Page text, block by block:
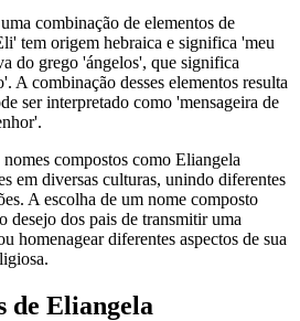
combinação de elementos de
tem origem hebraica e significa 'meu
do grego 'ángelos', que significa
A combinação desses elementos resulta
ser interpretado como 'mensageira de
compostos como Eliangela
em diversas culturas, unindo diferentes
A escolha de um nome composto
desejo dos pais de transmitir uma
homenagear diferentes aspectos de sua
de Eliangela